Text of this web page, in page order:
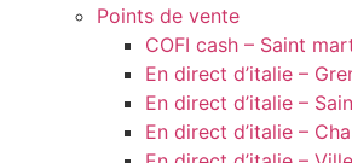
Points de vente
COFI cash – Saint
En direct d’italie –
En direct d’italie –
En direct d’italie –